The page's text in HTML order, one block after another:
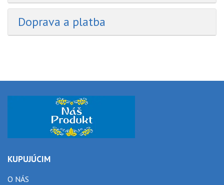
Doprava a platba
KUPUJÚCIM
O NÁS